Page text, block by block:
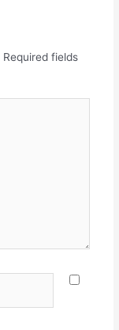
Required fields